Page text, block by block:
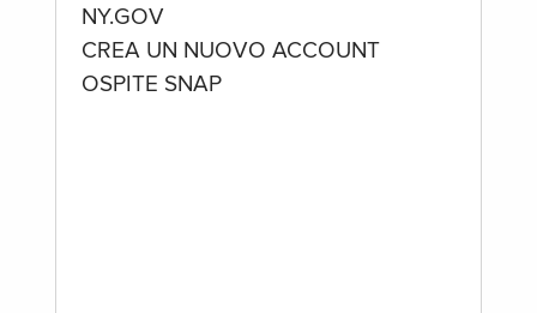
NY.GOV
CREA UN NUOVO ACCOUNT
OSPITE SNAP